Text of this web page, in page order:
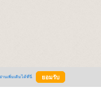
อ่านเพิ่มเติมได้ที่นี่